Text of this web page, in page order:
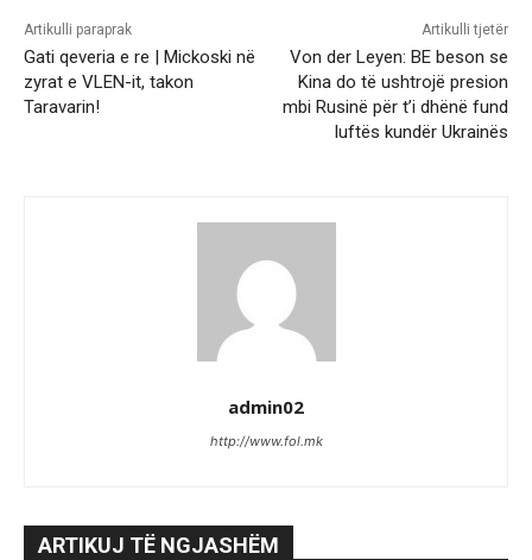
Artikulli paraprak
Gati qeveria e re | Mickoski në
zyrat e VLEN-it, takon
Taravarin!
Artikulli tjetër
Von der Leyen: BE beson se
Kina do të ushtrojë presion
mbi Rusinë për t’i dhënë fund
luftës kundër Ukrainës
admin02
http://www.fol.mk
ARTIKUJ TË NGJASHËM